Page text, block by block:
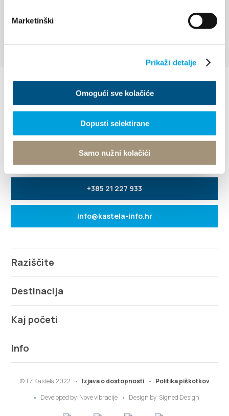
Marketinški
Prikaži detalje
Omogući sve kolačiće
Dopusti selektirane
Samo nužni kolačići
Villa Nika, Kamberovo šetalište 30
21216 Kaštel Stari, Hrvatska
Navodila
+385 21 227 933
info@kastela-info.hr
Raziščite
Destinacija
Kaj početi
Info
© TZ Kastela 2022 Izjava o dostopnosti
Politika piškotkov
Developed by: Nove vibracije Design by: Signed Design